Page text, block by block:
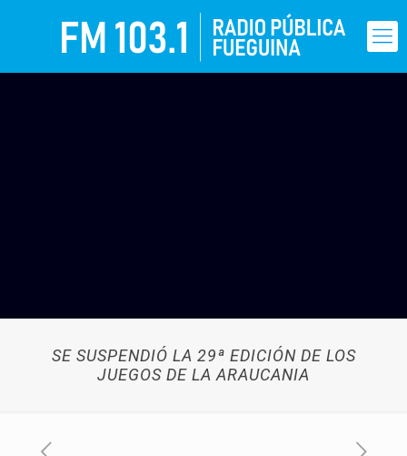
SE SUSPENDIÓ LA 29ª EDICIÓN DE LOS
JUEGOS DE LA ARAUCANIA